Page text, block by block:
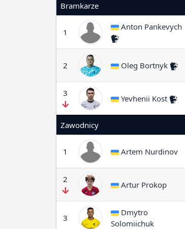
Bramkarze
1
Anton Pankevych
2 Oleg Bortnyk
3
Yevhenii Kost
Zawodnicy
1 Artem Nurdinov
2
Artur Prokop
3
Dmytro
Solomiichuk